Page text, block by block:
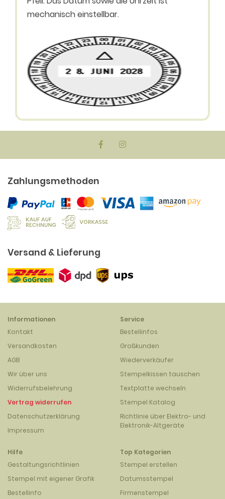
mechanisch einstellbar.
Zahlungsmethoden
Versand & Lieferung
Informationen
Kontakt
Versandkosten
AGB
Wir über uns
Widerrufsbelehrung
Vertrag widerrufen
Datenschutzerklärung
Impressum
Service
Bestellinfos
Großkunden
Wiederverkäufer
Stempelkissen tauschen
Textplatte wechseln
Stempel Katalog
Richtlinie über Elektro- und
Elektronik-Altgeräte
Hilfe
Gestaltungsrichtlinien
Stempel mit eigener Grafik
Bestellinfo
Top Kategorien
Stempel erstellen
Datumsstempel
Firmenstempel